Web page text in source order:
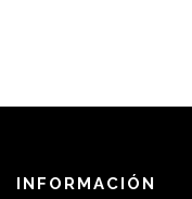
INFORMACIÓN